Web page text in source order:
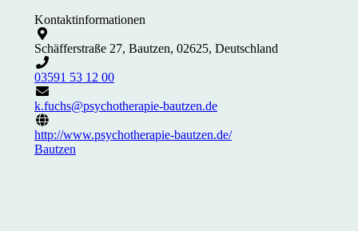
Kontaktinformationen
Schäfferstraße 27, Bautzen, 02625, Deutschland
03591 53 12 00
k.fuchs@psychotherapie-bautzen.de
http://www.psychotherapie-bautzen.de/
Bautzen